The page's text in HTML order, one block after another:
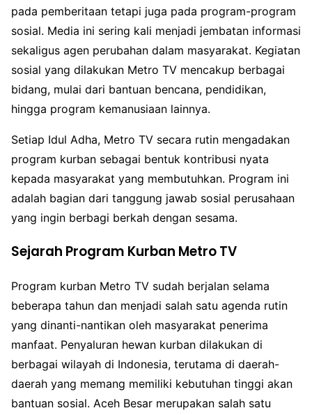
pada pemberitaan tetapi juga pada program-program
sosial. Media ini sering kali menjadi jembatan informasi
sekaligus agen perubahan dalam masyarakat. Kegiatan
sosial yang dilakukan Metro TV mencakup berbagai
bidang, mulai dari bantuan bencana, pendidikan,
hingga program kemanusiaan lainnya.
Setiap Idul Adha, Metro TV secara rutin mengadakan
program kurban sebagai bentuk kontribusi nyata
kepada masyarakat yang membutuhkan. Program ini
adalah bagian dari tanggung jawab sosial perusahaan
yang ingin berbagi berkah dengan sesama.
Sejarah Program Kurban Metro TV
Program kurban Metro TV sudah berjalan selama
beberapa tahun dan menjadi salah satu agenda rutin
yang dinanti-nantikan oleh masyarakat penerima
manfaat. Penyaluran hewan kurban dilakukan di
berbagai wilayah di Indonesia, terutama di daerah-
daerah yang memang memiliki kebutuhan tinggi akan
bantuan sosial. Aceh Besar merupakan salah satu